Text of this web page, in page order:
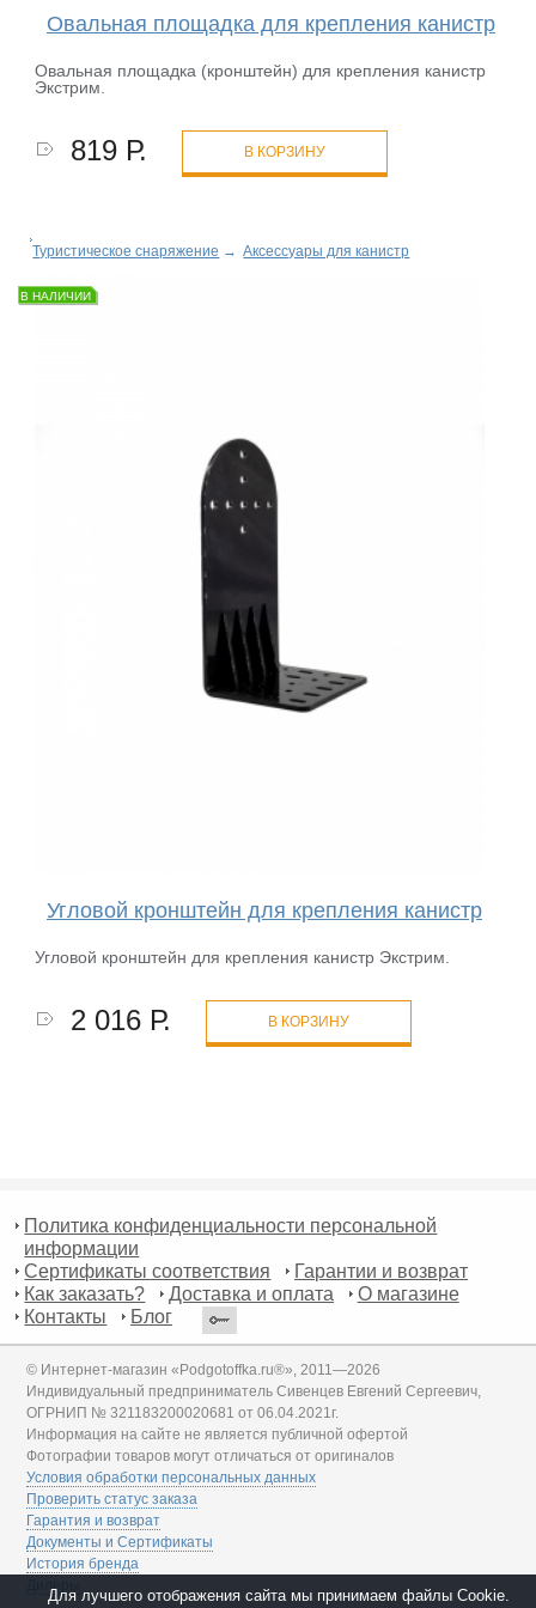
Овальная площадка для крепления канистр
Овальная площадка (кронштейн) для крепления канистр
Экстрим.
819 Р. В КОРЗИНУ
Туристическое снаряжение → Аксессуары для канистр
В НАЛИЧИИ
Угловой кронштейн для крепления канистр
Угловой кронштейн для крепления канистр Экстрим.
2 016 Р. В КОРЗИНУ
Политика конфиденциальности персональной
информации
Сертификаты соответствия
Гарантии и возврат
Как заказать?
Доставка и оплата
О магазине
Контакты
Блог
© Интернет-магазин «Podgotoffka.ru®», 2011—2026
Индивидуальный предприниматель Сивенцев Евгений Сергеевич,
ОГРНИП № 321183200020681 от 06.04.2021г.
Информация на сайте не является публичной офертой
Фотографии товаров могут отличаться от оригиналов
Условия обработки персональных данных
Проверить статус заказа
Гарантия и возврат
Документы и Сертификаты
История бренда
Дилеры
Для лучшего отображения сайта мы принимаем файлы Cookie.